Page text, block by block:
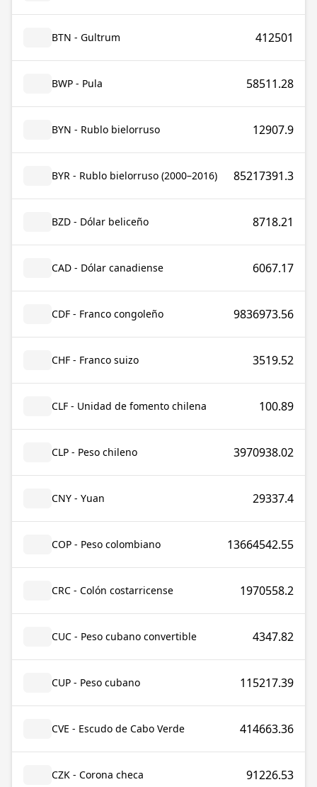
BTN - Gultrum 412501
BWP - Pula 58511.28
BYN - Rublo bielorruso 12907.9
BYR - Rublo bielorruso (2000–2016) 85217391.3
BZD - Dólar beliceño 8718.21
CAD - Dólar canadiense 6067.17
CDF - Franco congoleño 9836973.56
CHF - Franco suizo 3519.52
CLF - Unidad de fomento chilena 100.89
CLP - Peso chileno 3970938.02
CNY - Yuan 29337.4
COP - Peso colombiano 13664542.55
CRC - Colón costarricense 1970558.2
CUC - Peso cubano convertible 4347.82
CUP - Peso cubano 115217.39
CVE - Escudo de Cabo Verde 414663.36
CZK - Corona checa 91226.53